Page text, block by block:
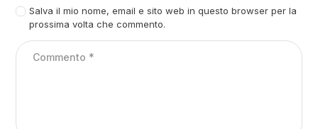
Salva il mio nome, email e sito web in questo browser per la
prossima volta che commento.